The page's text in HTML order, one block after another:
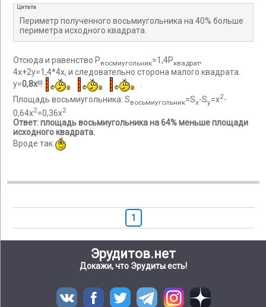
Цитата
Периметр полученного восьмиугольника на 40% больше
периметра исходного квадрата.
Отсюда и равенство Рвосмиугольник=1,4Рквадрат,
4x+2y=1,4*4х, и следовательно сторона малого квадрата.
y=0,8x!!!
Площадь восьмиугольника: Sвосьмиугольник=Sx-Sy=x2-
0,64x2=0,36x2
Ответ: площадь восьмиугольника на 64% меньше площади
исходного квадрата.
Вроде так
1
Эрудитов.нет
Докажи, что Эрудиты есть!